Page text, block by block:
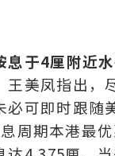
息于4厘附近
王美凤指出，
必可即时跟随
周期本港最